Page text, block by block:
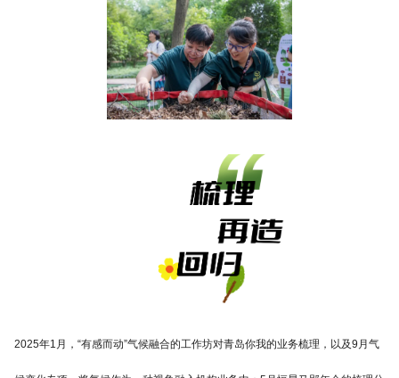
2025年1月，“有感而动”气候融合的工作坊对青岛你我的业务梳理，以及9月气